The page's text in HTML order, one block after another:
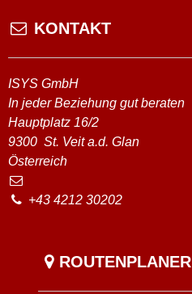
KONTAKT
ISYS GmbH
In jeder Beziehung gut beraten
Hauptplatz 16/2
9300 St. Veit a.d. Glan
Österreich
+43 4212 30202
ROUTENPLANER